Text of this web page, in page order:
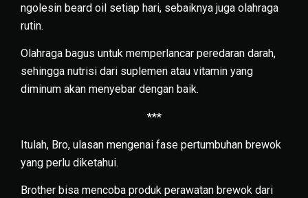
ngolesin beard oil setiap hari, sebaiknya juga olahraga
rutin.
Olahraga bagus untuk memperlancar peredaran darah,
sehingga nutrisi dari suplemen atau vitamin yang
diminum akan menyebar dengan baik.
***
Itulah, Bro, ulasan mengenai fase pertumbuhan brewok
yang perlu diketahui.
Brother bisa mencoba produk perawatan brewok dari